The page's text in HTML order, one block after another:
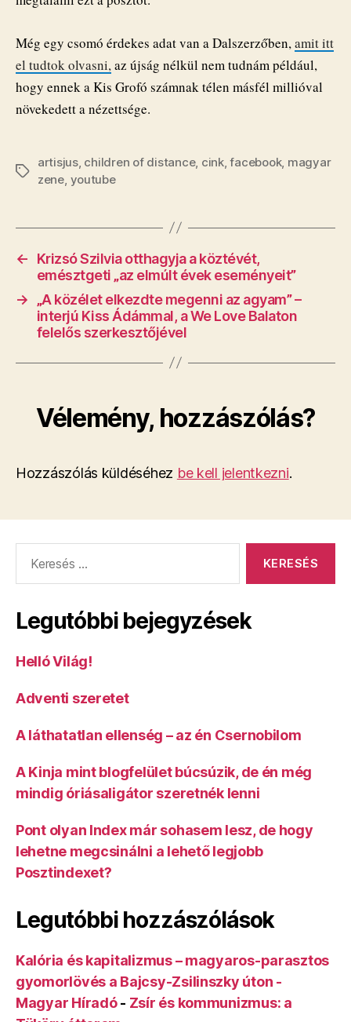
Még egy csomó érdekes adat van a Dalszerzőben,amit itt
el tudtok olvasni,az újság nélkül nem tudnám például,
hogy ennek a Kis Grofó számnak télen másfél millióval
növekedett a nézettsége.
Címkék
artisjus, children of distance, cink,facebook, magyar
zene, youtube
←
Krizsó Szilvia otthagyja a köztévét,
emésztgeti „az elmúlt évek eseményeit”
→
„A közélet elkezdte megenni az agyam” –
interjú Kiss Ádámmal, a We Love Balaton
felelős szerkesztőjével
Vélemény, hozzászólás?
Hozzászólás küldéséhez be kell jelentkezni.
Legutóbbi bejegyzések
Helló Világ!
Adventi szeretet
A láthatatlan ellenség – az én Csernobilom
A Kinja mint blogfelület búcsúzik, de én még
mindig óriásaligátor szeretnék lenni
Pont olyan Index már sohasem lesz, de hogy
lehetne megcsinálni a lehető legjobb
Posztindexet?
Legutóbbi hozzászólások
Kalória és kapitalizmus – magyaros-parasztos
gyomorlövés a Bajcsy-Zsilinszky úton -
Magyar Híradó- Zsír és kommunizmus: a